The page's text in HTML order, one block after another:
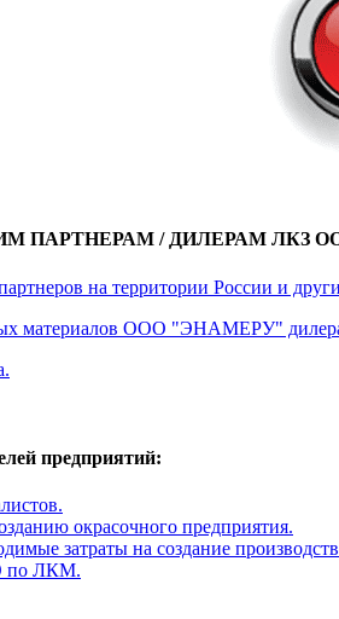
ПАРТНЕРАМ / ДИЛЕРАМ ЛКЗ
на территории России и
материалов ООО "ЭНАМЕРУ"
предприятий:
окрасочного предприятия.
затраты на создание
по ЛКМ.